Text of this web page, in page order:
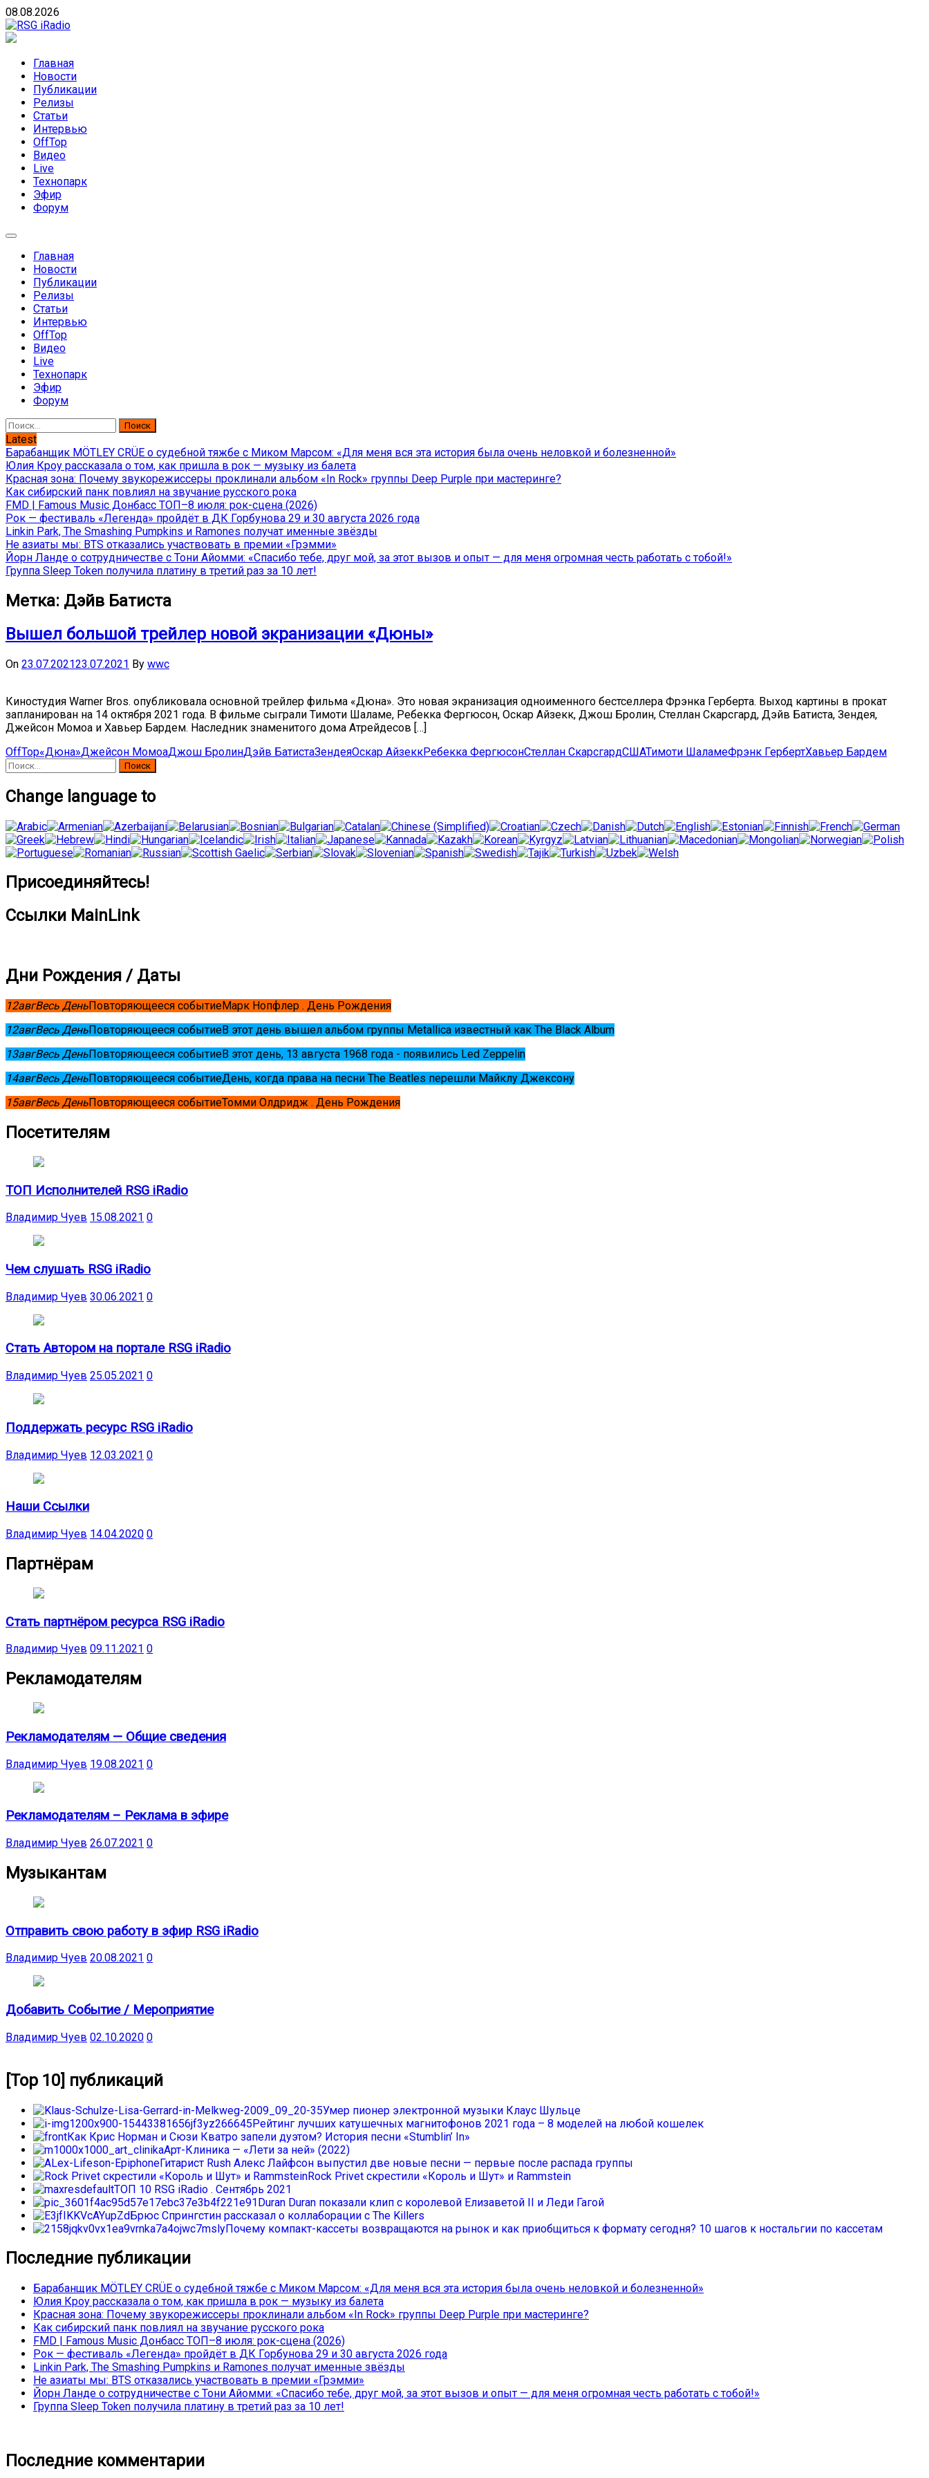
Skip
to
content
08.08.2026
Главная
Новости
Публикации
Релизы
Статьи
Интервью
OffTop
Видео
Live
Технопарк
Эфир
Форум
Главная
Новости
Публикации
Релизы
Статьи
Интервью
OffTop
Видео
Live
Технопарк
Эфир
Форум
Найти:
Latest
Барабанщик MÖTLEY CRÜE о судебной тяжбе с Миком Марсом: «Для меня вся эта история была очень неловкой и болезненной»
Юлия Кроу рассказала о том, как пришла в рок — музыку из балета
Красная зона: Почему звукорежиссеры проклинали альбом «In Rock» группы Deep Purple при мастеринге?
Как сибирский панк повлиял на звучание русского рока
FMD | Famous Music Донбасс ТОП–8 июля: рок-сцена (2026)
Рок — фестиваль «Легенда» пройдёт в ДК Горбунова 29 и 30 августа 2026 года
Linkin Park, The Smashing Pumpkins и Ramones получат именные звёзды
Не азиаты мы: BTS отказались участвовать в премии «Грэмми»
Йорн Ланде о сотрудничестве с Тони Айомми: «Спасибо тебе, друг мой, за этот вызов и опыт — для меня огромная честь работать с тобой!»
Группа Sleep Token получила платину в третий раз за 10 лет!
Метка: Дэйв Батиста
Вышел большой трейлер новой экранизации «Дюны»
On 23.07.202123.07.2021 By wwc
Киностудия Warner Bros. опубликовала основной трейлер фильма «Дюна». Это новая экранизация одноименного бестселлера Фрэнка Герберта. Выход картины в прокат
запланирован на 14 октября 2021 года. В фильме сыграли Тимоти Шаламе, Ребекка Фергюсон, Оскар Айзекк, Джош Бролин, Стеллан Скарсгард, Дэйв Батиста, Зендея,
Джейсон Момоа и Хавьер Бардем. Наследник знаменитого дома Атрейдесов […]
OffTop«Дюна»Джейсон МомоаДжош БролинДэйв БатистаЗендеяОскар АйзеккРебекка ФергюсонСтеллан СкарсгардСШАТимоти ШаламеФрэнк ГербертХавьер Бардем
Найти:
Change language to
Присоединяйтесь!
Ссылки MainLink
Дни Рождения / Даты
12авгВесь ДеньПовторяющееся событиеМарк Нопфлер . День Рождения
12авгВесь ДеньПовторяющееся событиеВ этот день вышел альбом группы Metallica известный как The Black Album
13авгВесь ДеньПовторяющееся событиеВ этот день, 13 августа 1968 года - появились Led Zeppelin
14авгВесь ДеньПовторяющееся событиеДень, когда права на песни The Beatles перешли Майклу Джексону
15авгВесь ДеньПовторяющееся событиеТомми Олдридж . День Рождения
Посетителям
ТОП Исполнителей RSG iRadio
Владимир Чуев 15.08.2021 0
Чем слушать RSG iRadio
Владимир Чуев 30.06.2021 0
Стать Автором на портале RSG iRadio
Владимир Чуев 25.05.2021 0
Поддержать ресурс RSG iRadio
Владимир Чуев 12.03.2021 0
Наши Ссылки
Владимир Чуев 14.04.2020 0
Партнёрам
Стать партнёром ресурса RSG iRadio
Владимир Чуев 09.11.2021 0
Рекламодателям
Рекламодателям — Общие сведения
Владимир Чуев 19.08.2021 0
Рекламодателям – Реклама в эфире
Владимир Чуев 26.07.2021 0
Музыкантам
Отправить свою работу в эфир RSG iRadio
Владимир Чуев 20.08.2021 0
Добавить Событие / Мероприятие
Владимир Чуев 02.10.2020 0
[Top 10] публикаций
Умер пионер электронной музыки Клаус Шульце
Рейтинг лучших катушечных магнитофонов 2021 года – 8 моделей на любой кошелек
Как Крис Норман и Сюзи Кватро запели дуэтом? История песни «Stumblin’ In»
Арт-Клиника — «Лети за ней» (2022)
Гитарист Rush Алекс Лайфсон выпустил две новые песни — первые после распада группы
Rock Privet скрестили «Король и Шут» и Rammstein
ТОП 10 RSG iRadio . Сентябрь 2021
Duran Duran показали клип с королевой Елизаветой II и Леди Гагой
Брюс Спрингстин рассказал о коллаборации с The Killers
Почему компакт-кассеты возвращаются на рынок и как приобщиться к формату сегодня? 10 шагов к ностальгии по кассетам
Последние публикации
Барабанщик MÖTLEY CRÜE о судебной тяжбе с Миком Марсом: «Для меня вся эта история была очень неловкой и болезненной»
Юлия Кроу рассказала о том, как пришла в рок — музыку из балета
Красная зона: Почему звукорежиссеры проклинали альбом «In Rock» группы Deep Purple при мастеринге?
Как сибирский панк повлиял на звучание русского рока
FMD | Famous Music Донбасс ТОП–8 июля: рок-сцена (2026)
Рок — фестиваль «Легенда» пройдёт в ДК Горбунова 29 и 30 августа 2026 года
Linkin Park, The Smashing Pumpkins и Ramones получат именные звёзды
Не азиаты мы: BTS отказались участвовать в премии «Грэмми»
Йорн Ланде о сотрудничестве с Тони Айомми: «Спасибо тебе, друг мой, за этот вызов и опыт — для меня огромная честь работать с тобой!»
Группа Sleep Token получила платину в третий раз за 10 лет!
Последние комментарии